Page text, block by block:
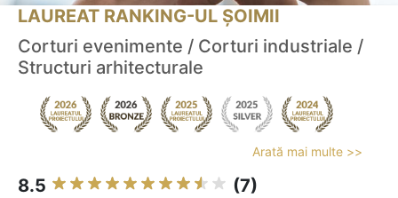
LAUREAT RANKING-UL ȘOIMII
Corturi evenimente / Corturi industriale /
Structuri arhitecturale
Arată mai multe >>
8.5 (7)